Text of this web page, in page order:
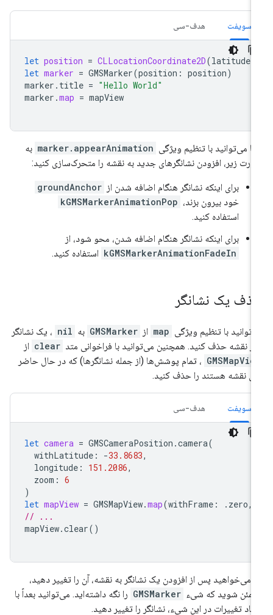
سویفت هدف-سی
let position = CLLocationCoordinate2D(latitude
let marker = GMSMarker(position: position
marker.title = "Hello World"
marker. map = mapView
می‌توانید با تنظیم ویژگی marker.appearAnimation به
زیر، افزودن نشانگرهای جدید به نقشه را متحرک‌سازی کنید:
برای اینکه نشانگر هنگام اضافه شدن از groundAnchor
خود بیرون بزند، kGMSMarkerAnimationPop
استفاده کنید.
برای اینکه نشانگر هنگام اضافه شدن، محو شود، از
kGMSMarkerAnimationFadeIn استفاده کنید.
یک نشانگر
با تنظیم ویژگی map از GMSMarker به nil
، یک نشانگر
از نقشه حذف کنید. همچنین می‌توانید با فراخوانی متد clear از
، تمام پوشش‌ها (از جمله نشانگرها) که در حال حاضر
نقشه هستند را حذف کنید.
سویفت هدف-سی
let camera = GMSCameraPosition.camera
withLatitude: - 33.8683
longitude : 151.2086
zoom
let mapView = GMSMapView.map(withFrame : .zero
// ...
mapView.clear
می‌خواهید پس از افزودن یک نشانگر به نقشه، آن را تغییر دهید،
شوید که شیء GMSMarker را نگه داشته‌اید. می‌توانید بعداً با
تغییرات در این شیء، نشانگر را تغییر دهید.